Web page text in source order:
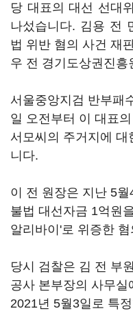
당 대표의 대선 선대
나섰습니다. 김용 전
법 위반 혐의 사건 재
우 전 경기도상권진
서울중앙지검 반부패
일 오전부터 이 대표
서모씨의 주거지에
니다.
이 전 원장은 지난 5
불법 대선자금 1억원
알리바이'로 위증한
당시 검찰은 김 전 부
공사 본부장의 사무
2021년 5월3일로 특